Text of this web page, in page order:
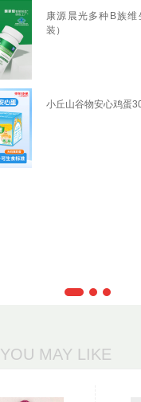
康源晨光多种B族
装）
小丘山谷物安心鸡蛋
YOU MAY LIKE